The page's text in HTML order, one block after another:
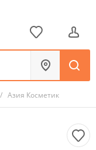
/ Азия Косметик